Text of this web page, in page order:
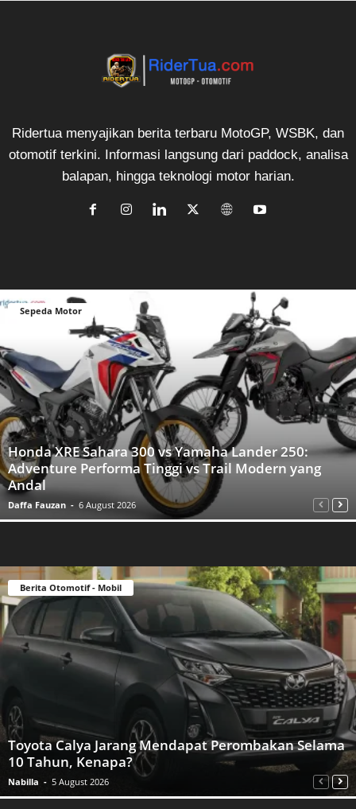
Ridertua menyajikan berita terbaru MotoGP, WSBK, dan
otomotif terkini. Informasi langsung dari paddock, analisa
balapan, hingga teknologi motor harian.
Sepeda Motor
Honda XRE Sahara 300 vs Yamaha Lander 250:
Adventure Performa Tinggi vs Trail Modern yang
Andal
Daffa Fauzan - 6 August 2026
Berita Otomotif - Mobil
Toyota Calya Jarang Mendapat Perombakan Selama
10 Tahun, Kenapa?
Nabilla - 5 August 2026